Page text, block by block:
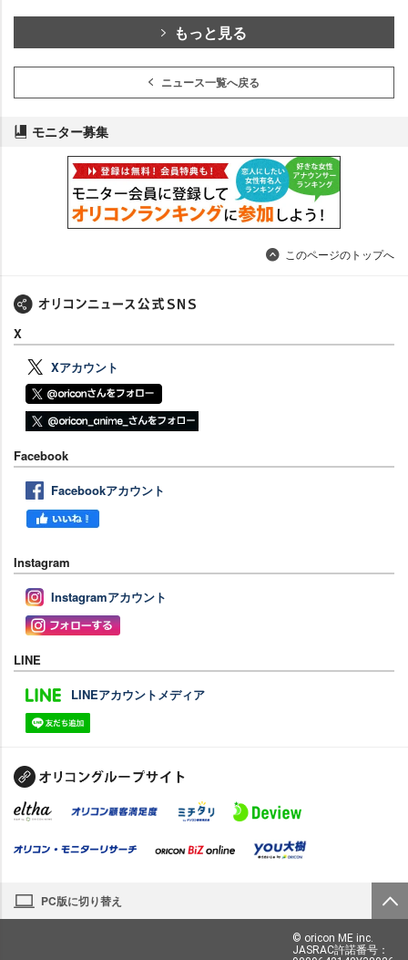
もっと見る
ニュース一覧へ戻る
モニター募集
このページのトップへ
X
Xアカウント
Facebook
Facebookアカウント
Instagram
Instagramアカウント
LINE
LINEアカウントメディア
PC版に切り替え
© oricon ME inc.
JASRAC許諾番号：